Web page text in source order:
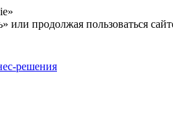
или продолжая пользоваться
решения